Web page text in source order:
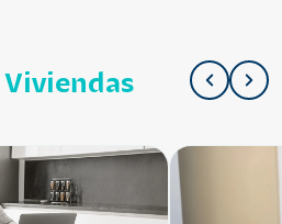
Viviendas